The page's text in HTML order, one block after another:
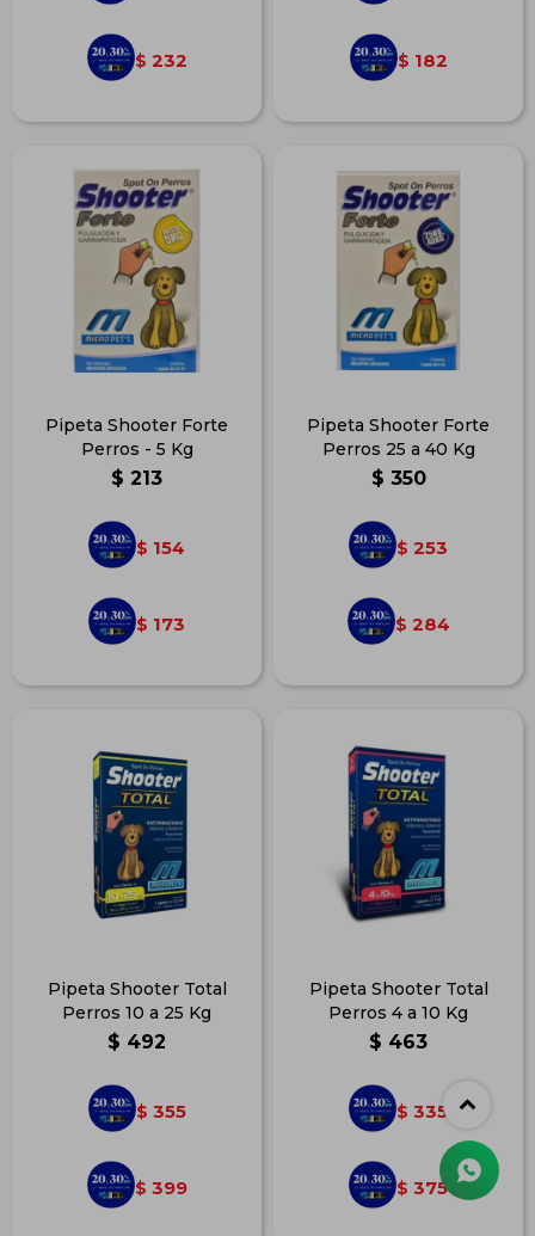
$ 232 $ 182
Pipeta Shooter Forte
Perros - 5 Kg
$ 213
$ 154
$ 173
Pipeta Shooter Forte
Perros 25 a 40 Kg
$ 350
$ 253
$ 284
Pipeta Shooter Total
Perros 10 a 25 Kg
$ 492
$ 355
$ 399
Pipeta Shooter Total
Perros 4 a 10 Kg
$ 463
$ 335
$ 375